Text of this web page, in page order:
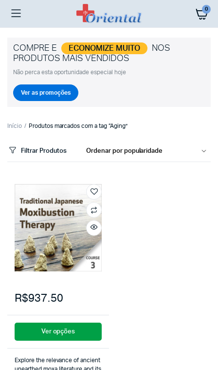
0
COMPRE E ECONOMIZE MUITO
NOS
PRODUTOS MAIS VENDIDOS
Não perca esta oportunidade especial hoje
Ver as promoções
Início Produtos marcados com a tag “Aging”
Filtrar Produtos
R$937.50
Ver opções
Explore the relevance of ancient